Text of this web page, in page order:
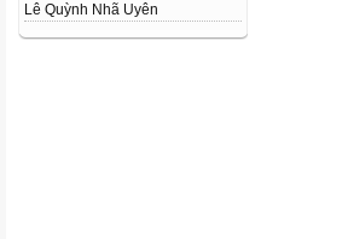
Lê Quỳnh Nhã Uyên